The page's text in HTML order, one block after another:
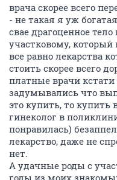
врача скорее всего
- не такая я уж
свае драгоценное
участковому, который
все равно лекарства
стоить скорее всего
платные врачи
задумывались что
это купить, то купить
гинеколог в
понравилась)
лекарство, даже не
нет.
А удачные роды с
годы из моих